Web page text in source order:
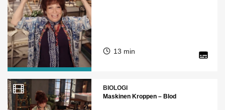
13 min
BIOLOGI
Maskinen Kroppen – Blod